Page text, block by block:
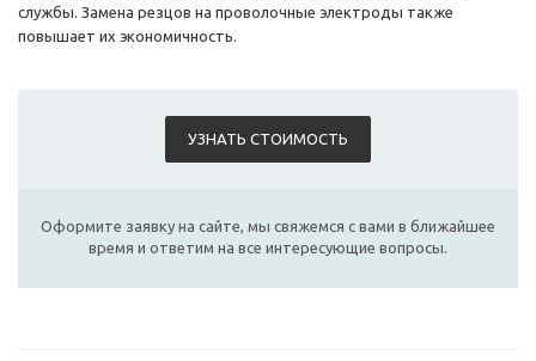
службы. Замена резцов на проволочные электроды также
повышает их экономичность.
УЗНАТЬ СТОИМОСТЬ
Оформите заявку на сайте, мы свяжемся с вами в ближайшее
время и ответим на все интересующие вопросы.